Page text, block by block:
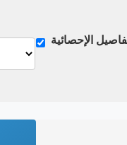
الإحصائية